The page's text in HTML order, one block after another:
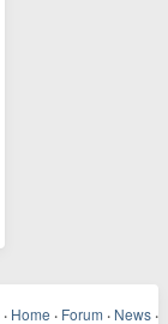
· Home · Forum · News ·